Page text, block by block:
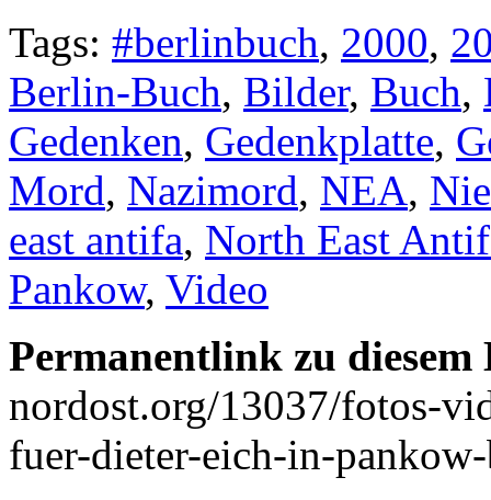
Tags: #berlinbuch, 2000,
Berlin-Buch, Bilder, Buch,
Gedenken, Gedenkplatte,
Mord, Nazimord, NEA,
east antifa, North East
Pankow, Video
Permanentlink zu
nordost.org/13037/fotos-
fuer-dieter-eich-in-